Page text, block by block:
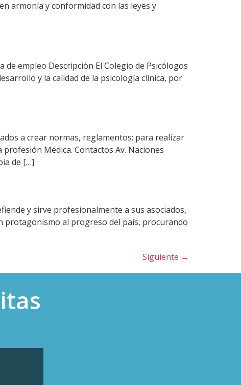
armonía y conformidad con las leyes y
empleo Descripción El Colegio de Psicólogos
y la calidad de la psicología clínica, por
a crear normas, reglamentos; para realizar
Médica. Contactos Av. Naciones
de […]
y sirve profesionalmente a sus asociados,
al progreso del país, procurando
Siguiente →